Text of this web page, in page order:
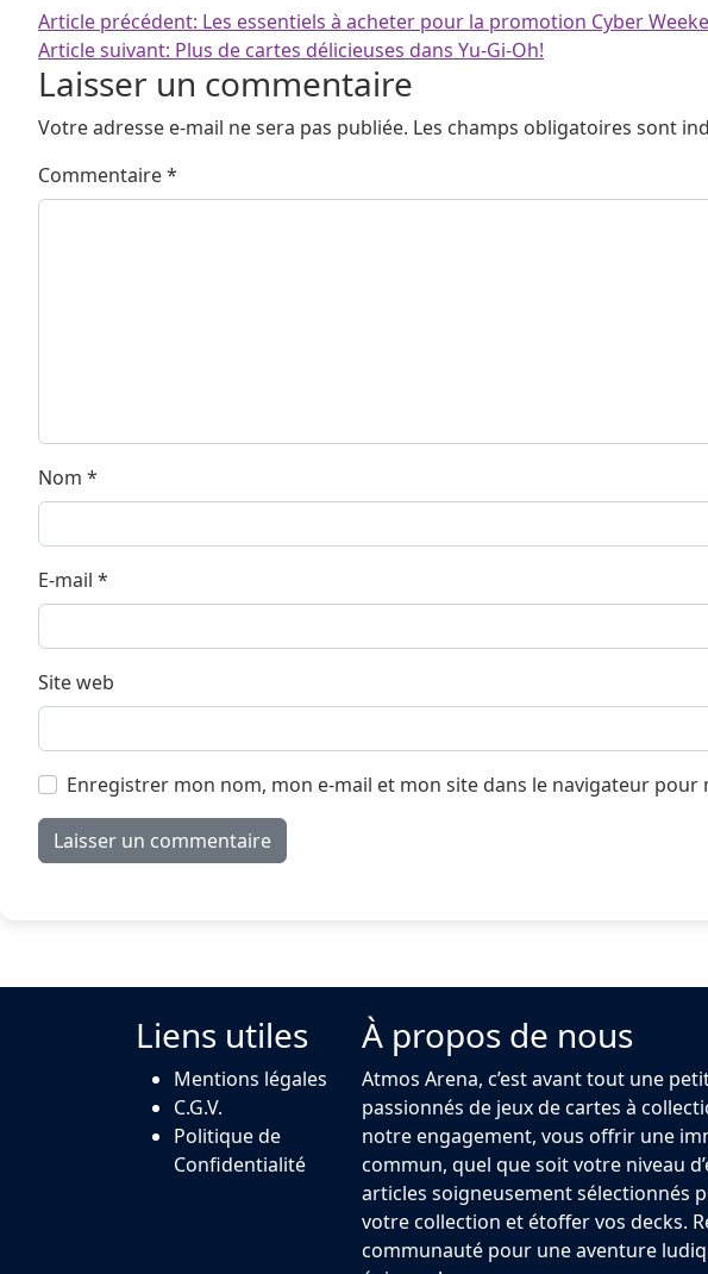
Navigation de l’article
Article précédent: Les essentiels à acheter pour la promotion Cyber
Article suivant: Plus de cartes délicieuses dans Yu-Gi-Oh!
Laisser un commentaire
Votre adresse e-mail ne sera pas publiée. Les champs obligatoires sont
Commentaire*
Nom *
E-mail *
Site web
Enregistrer mon nom, mon e-mail et mon site dans le navigateur
Liens utiles
Mentions légales
C.G.V.
Politique de
Confidentialité
À propos de nous
Atmos Arena, c’est avant tout une
passionnés de jeux de cartes à
notre engagement, vous offrir une
commun, quel que soit votre niveau
articles soigneusement sélectionnés
votre collection et étoffer vos decks.
communauté pour une aventure